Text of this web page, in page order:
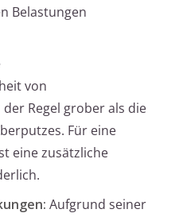
Belastungen
von
Regel grober als die
Für eine
eine zusätzliche
Aufgrund seiner